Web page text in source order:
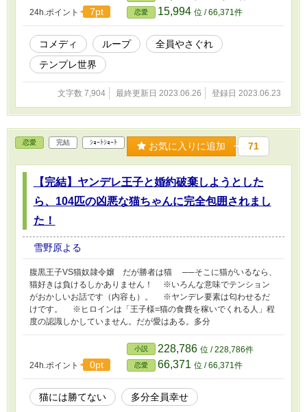
24h.ポイント 7pt 恋愛 15,994 位 / 66,371件
コメディ ループ
全員やさぐれ
テンプレ世界
文字数 7,904 最終更新日 2023.06.26 登録日 2023.06.23
恋愛 完結 ｼｮｰﾄｼｮｰﾄ お気に入りに追加 71
【完結】ヤンデレ王子と婚約破棄しようとした
ら、104匹の凶悪な猫ちゃんに完全包囲されまし
た！
雪野原よる
腹黒王子VS猫奴隷令嬢 だが勝者は猫 ──そこに猫がいるなら、
猫好きは負けるしかありません！ ※いろんな意味でテンション
がおかしいお話です（内容も）。 ※ヤンデレ要素は匂わせるだ
けです。 ※ヒロインは「王子様=猫の食費を稼いでくれる人」程
度の認識しかしていません。だが愛はある。多分
24h.ポイント 0pt
小説 228,786 位 / 228,786件
恋愛 66,371 位 / 66,371件
猫には勝てない 多分全員幸せ